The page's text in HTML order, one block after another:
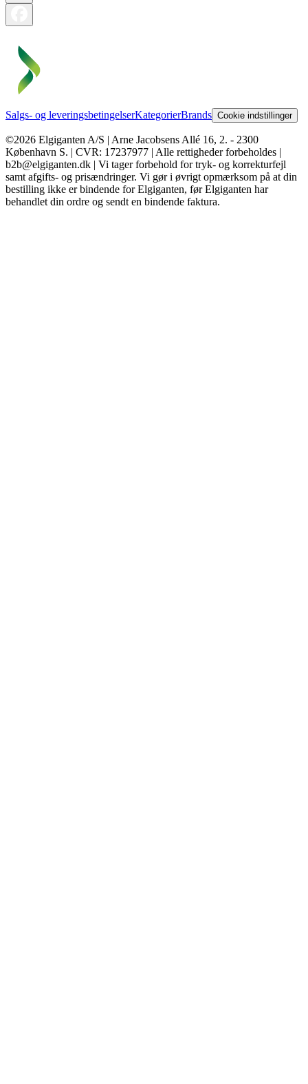
Salgs- og leveringsbetingelserKategorierBrands Cookie indstillinger
©2026 Elgiganten A/S | Arne Jacobsens Allé 16, 2. - 2300
København S. | CVR: 17237977 | Alle rettigheder forbeholdes |
b2b@elgiganten.dk | Vi tager forbehold for tryk- og korrekturfejl
samt afgifts- og prisændringer. Vi gør i øvrigt opmærksom på at din
bestilling ikke er bindende for Elgiganten, før Elgiganten har
behandlet din ordre og sendt en bindende faktura.